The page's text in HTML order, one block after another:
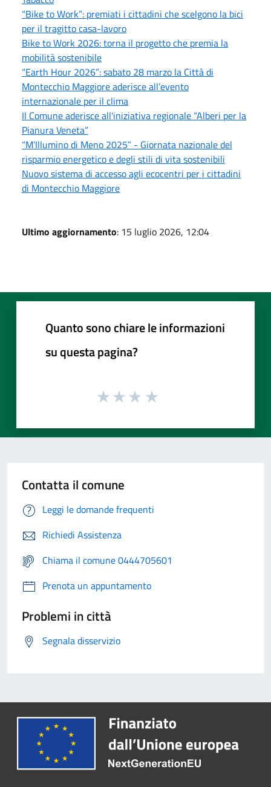
“Bike to Work”: premiati i cittadini che scelgono la bici
per il tragitto casa-lavoro
Bike to Work 2026: torna il progetto che premia la
mobilità sostenibile
“Earth Hour 2026”: sabato 28 marzo la Città di
Montecchio Maggiore aderisce all’evento
internazionale per il clima
Il Comune aderisce all'iniziativa regionale “Alberi per la
Pianura Veneta”
“M’Illumino di Meno 2025” - Giornata nazionale del
risparmio energetico e degli stili di vita sostenibili
Nuovo sistema di accesso agli ecocentri per i cittadini
di Montecchio Maggiore
Ultimo aggiornamento: 15 luglio 2026, 12:04
Quanto sono chiare le informazioni
su questa pagina?
Contatta il comune
Leggi le domande frequenti
Richiedi Assistenza
Chiama il comune 0444705601
Prenota un appuntamento
Problemi in città
Segnala disservizio